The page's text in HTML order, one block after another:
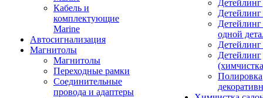
Кабель и
комплектующие
Marine
Автосигнализация
Магнитолы
Магнитолы
Переходные рамки
Соединительные
провода и адаптеры
Детейлинг
одной
Детейлинг
Полировка